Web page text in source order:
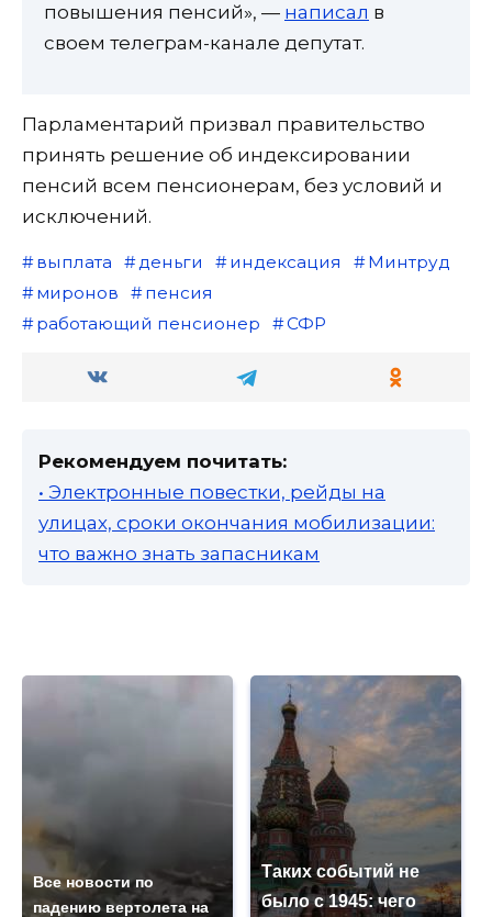
повышения пенсий», — написал в
своем телеграм-канале депутат.
Парламентарий призвал правительство
принять решение об индексировании
пенсий всем пенсионерам, без условий и
исключений.
выплата деньги индексация
Минтруд
миронов
пенсия
работающий пенсионер
СФР
Рекомендуем почитать:
• Электронные повестки, рейды на
улицах, сроки окончания мобилизации:
что важно знать запасникам
Все новости по
падению вертолета на
Таких событий не
было с 1945: чего